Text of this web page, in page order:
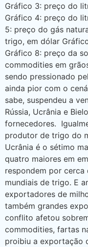
Gráfico 3: preço do
Gráfico 4: preço do
5: preço do gás
trigo, em dólar
Gráfico 8: preço da
commodities em
sendo pressionado
ainda pior com o
sabe, suspendeu a
Rússia, Ucrânia e
fornecedores.
produtor de trigo do
Ucrânia é o sétimo
quatro maiores em
respondem por
mundiais de trigo. E
exportadores de
também grandes
conflito afetou
commodities, fartas
proibiu a exportação